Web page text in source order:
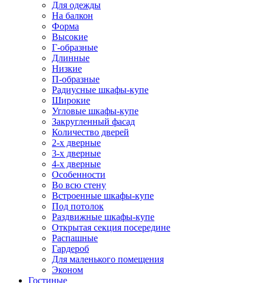
Для одежды
На балкон
Форма
Высокие
Г-образные
Длинные
Низкие
П-образные
Радиусные шкафы-купе
Широкие
Угловые шкафы-купе
Закругленный фасад
Количество дверей
2-х дверные
3-х дверные
4-х дверные
Особенности
Во всю стену
Встроенные шкафы-купе
Под потолок
Раздвижные шкафы-купе
Открытая секция посередине
Распашные
Гардероб
Для маленького помещения
Эконом
Гостиные